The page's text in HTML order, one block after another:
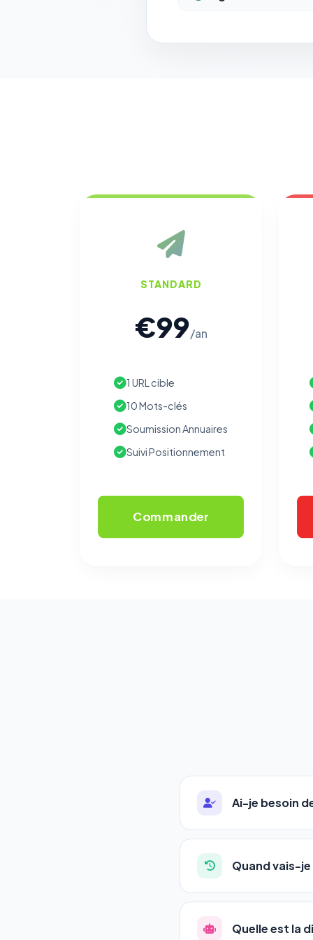
STANDARD
€99/an
1 URL cible
10 Mots-clés
Soumission Annuaires
Suivi Positionnement
Commander
Ai-je besoin
Absolument pas.
auto-entrepreneurs,
l'adresse de votre
Quand vais-
La plupart de nos
Quelle est la